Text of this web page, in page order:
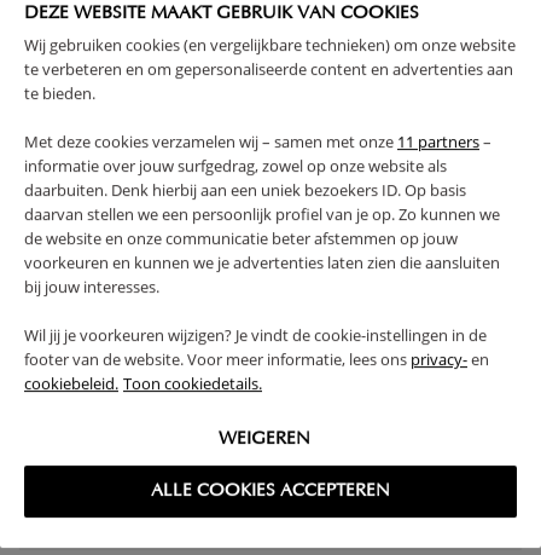
DEZE WEBSITE MAAKT GEBRUIK VAN COOKIES
Wij gebruiken cookies (en vergelijkbare technieken) om onze website
te verbeteren en om gepersonaliseerde content en advertenties aan
te bieden.
Met deze cookies verzamelen wij – samen met onze 11 partners–
informatie over jouw surfgedrag, zowel op onze website als
daarbuiten. Denk hierbij aan een uniek bezoekers ID. Op basis
daarvan stellen we een persoonlijk profiel van je op. Zo kunnen we
de website en onze communicatie beter afstemmen op jouw
voorkeuren en kunnen we je advertenties laten zien die aansluiten
bij jouw interesses.
Wil jij je voorkeuren wijzigen? Je vindt de cookie-instellingen in de
footer van de website. Voor meer informatie, lees ons privacy-en
cookiebeleid. Toon cookiedetails.
WEIGEREN
ALLE COOKIES ACCEPTEREN
LIT ET BUREAU ASSORTIS : UNE
DÉCORATION HARMONIEUSE DANS
LA CHAMBRE DE VOTRE FILLE
Choisir le lit le plus adapté pour son enfant n’est pas chose
assorti. Chez Petite Amélie nous le savons bien, et c’est
pourquoi nous vous proposons des ensembles lit bureau fille
de qualité, aux lignes intemporelles. Plus besoin de chercher
parfaite harmonie avec le lit que vous aurez sélectionné. Nos
lits mezzanine avec bureau intégré répondront à tous vos